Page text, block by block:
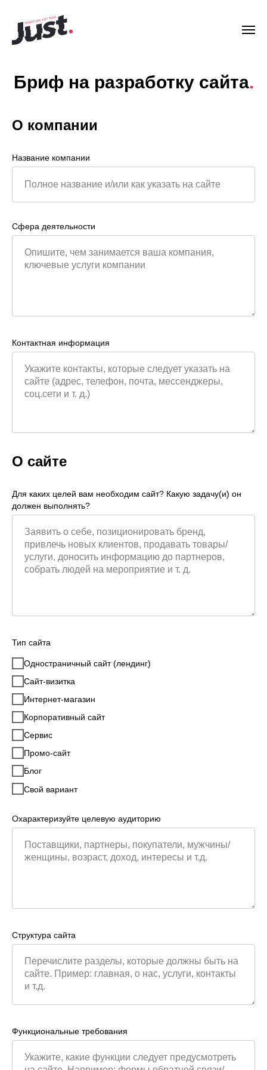
Бриф на разработку сайта.
О компании
Название компании
Сфера деятельности
Контактная информация
О сайте
Для каких целей вам необходим сайт? Какую задачу(и) он
должен выполнять?
Тип сайта
Одностраничный сайт (лендинг)
Сайт-визитка
Интернет-магазин
Корпоративный сайт
Сервис
Промо-сайт
Блог
Свой вариант
Охарактеризуйте целевую аудиторию
Структура сайта
Функциональные требования